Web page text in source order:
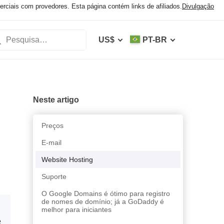
com provedores. Esta página contém links de afiliados. Divulgação
US$ PT-BR
Neste artigo
Preços
E-mail
Website Hosting
Suporte
O Google Domains é ótimo para registro
de nomes de domínio; já a GoDaddy é
melhor para iniciantes